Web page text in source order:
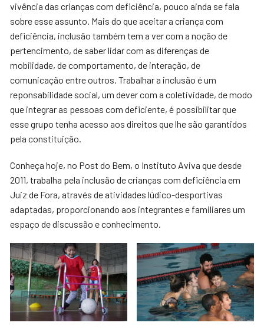
vivência das crianças com deficiência, pouco ainda se fala
sobre esse assunto. Mais do que aceitar a criança com
deficiência, inclusão também tem a ver com a noção de
pertencimento, de saber lidar com as diferenças de
mobilidade, de comportamento, de interação, de
comunicação entre outros. Trabalhar a inclusão é um
reponsabilidade social, um dever com a coletividade, de modo
que integrar as pessoas com deficiente, é possibilitar que
esse grupo tenha acesso aos direitos que lhe são garantidos
pela constituição.
Conheça hoje, no Post do Bem, o Instituto Aviva que desde
2011, trabalha pela inclusão de crianças com deficiência em
Juiz de Fora, através de atividades lúdico-desportivas
adaptadas, proporcionando aos integrantes e familiares um
espaço de discussão e conhecimento.